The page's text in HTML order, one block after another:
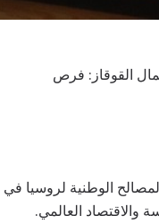
الدولي “شمال القوقاز: فرص
الوطنية لروسيا في
والاقتصاد العالمي.